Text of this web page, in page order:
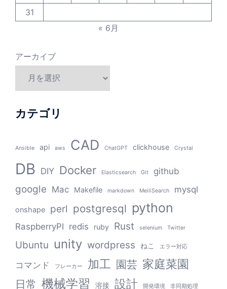
31
« 6月
アーカイブ
カテゴリ
Ansible api aws CAD ChatGPT clickhouse Crystal
DB DIY Docker Elasticsearch Git github
google Mac Makefile markdown MeiliSearch mysql
onshape perl postgresql python
RaspberryPI redis ruby Rust selenium Twitter
Ubuntu unity wordpress ねこ エラー対応
コマンド フレーカー 加工 園芸 家庭菜園
日常 機械学習 溶接 設計 開発環境 非同期処理